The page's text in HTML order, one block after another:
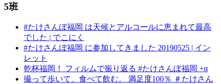
5班
#たけさんぽ福岡 は天候とアルコールに恵まれて最高
でした | でこにく
#たけさんぽ福岡 に参加してきました 20190525 | イン
レット
乾杯福岡！ フィルムで振り返る #たけさんぽ福岡 +α
撮って歩いて、食べて飲む。 満足度100％ ＃たけさん